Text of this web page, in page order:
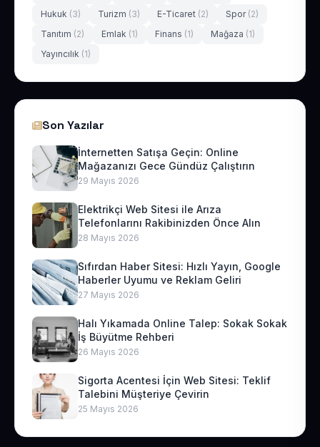
Hukuk (3) Turizm (3) E-Ticaret (2) Spor (2)
Tanıtım (2) Emlak (1) Finans (1) Mağaza (1)
Yayıncılık (1)
Son Yazılar
İnternetten Satışa Geçin: Online
Mağazanızı Gece Gündüz Çalıştırın
29 Mayıs 2026
Elektrikçi Web Sitesi ile Arıza
Telefonlarını Rakibinizden Önce Alın
28 Mayıs 2026
Sıfırdan Haber Sitesi: Hızlı Yayın, Google
Haberler Uyumu ve Reklam Geliri
27 Mayıs 2026
Halı Yıkamada Online Talep: Sokak Sokak
İş Büyütme Rehberi
26 Mayıs 2026
Sigorta Acentesi İçin Web Sitesi: Teklif
Talebini Müşteriye Çevirin
25 Mayıs 2026